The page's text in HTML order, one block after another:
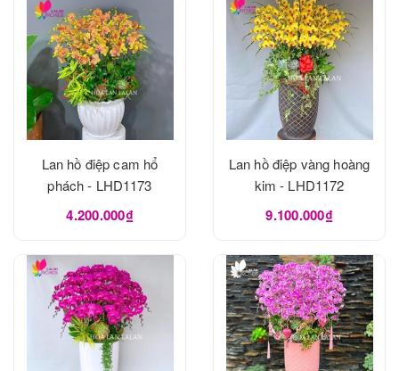
Lan hồ điệp cam hổ
phách - LHD1173
4.200.000₫
Lan hồ điệp vàng hoàng
kim - LHD1172
9.100.000₫